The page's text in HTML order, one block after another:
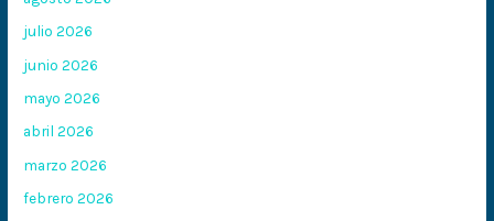
julio 2026
junio 2026
mayo 2026
abril 2026
marzo 2026
febrero 2026